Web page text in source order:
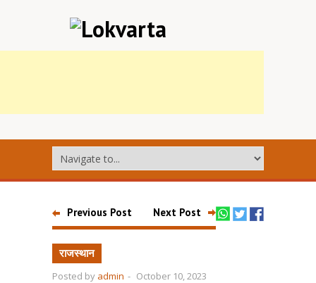
Previous Post Next Post
राजस्थान
Posted by admin - October 10, 2023